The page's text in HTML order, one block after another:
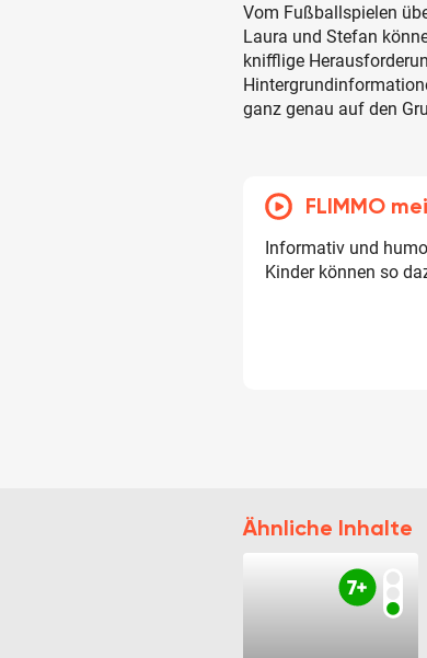
Vom Fußballspielen
Laura und Stefan
knifflige
ganz genau auf den
FLIMMO
Informativ und
Kinder können so
Ähnliche Inhalte